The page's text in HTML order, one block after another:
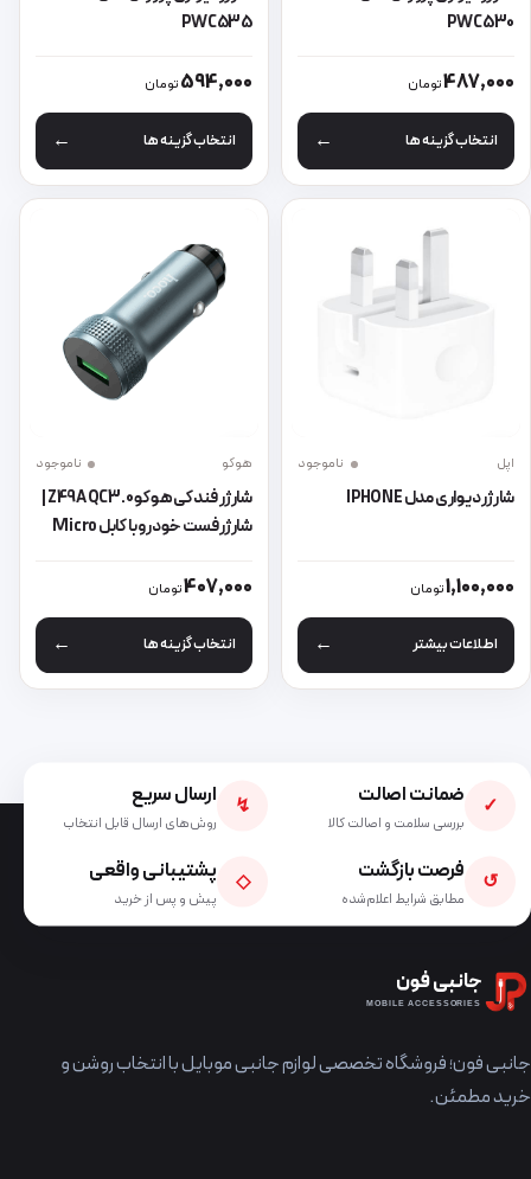
PWC530
487,000تومان
انتخاب گزینه ها
این محصول دارای انواع مختلفی می باشد. گزینه ها ممکن است در
PWC535
594,000تومان
انتخاب گزینه ها
این محصول دارای انواع مختلفی
اپل ناموجود
شارژر دیواری مدل IPHONE
1,100,000تومان
اطلاعات بیشتر
هوکو ناموجود
شارژر فست خودرو با کابل Micro
407,000تومان
انتخاب گزینه ها
این محصول دارای انواع
✓ ضمانت اصالت
بررسی سلامت و اصالت کالا
↯ ارسال سریع
روش‌های ارسال قابل انتخاب
↺ فرصت بازگشت
مطابق شرایط اعلام‌شده
◇ پشتیبانی واقعی
پیش و پس از خرید
جانبی فون
MOBILE ACCESSORIES
جانبی فون؛ فروشگاه تخصصی لوازم جانبی موبایل با انتخاب روشن و
خرید مطمئن.